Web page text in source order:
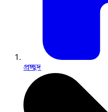
প্রচ্ছদ